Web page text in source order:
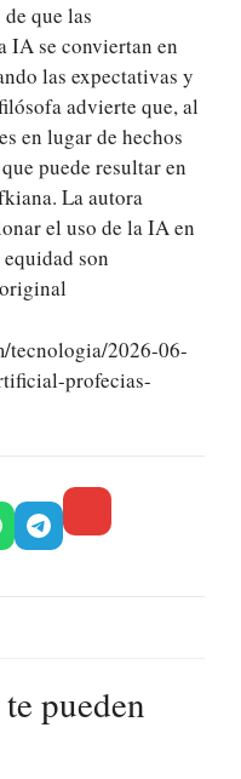
que las
IA se conviertan en
las expectativas y
advierte que, al
en lugar de hechos
puede resultar en
La autora
el uso de la IA en
son
tecnologia/2026-06-
profecias-
pueden